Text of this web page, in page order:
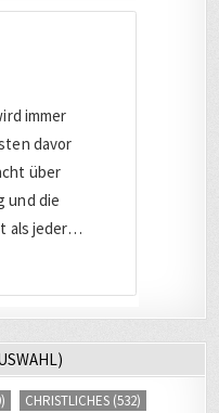
CHRISTLICHES (532)